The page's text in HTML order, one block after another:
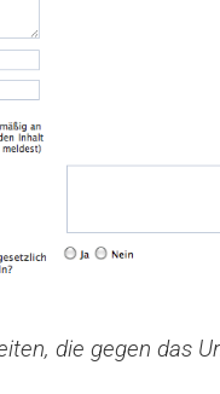
die gegen das